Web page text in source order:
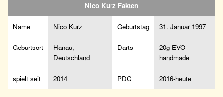
Nico Kurz Fakten
Name Nico Kurz Geburtstag 31. Januar 1997
Geburtsort
Hanau,
Deutschland
Darts
20g EVO
handmade
spielt seit 2014 PDC 2016-heute